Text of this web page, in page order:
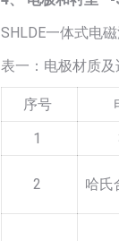
SHLDE一体式电
表一：电极材质及
序号
1
2 哈氏